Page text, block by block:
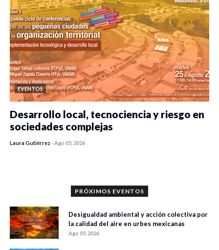
EVENTOS
Desarrollo local, tecnociencia y riesgo en
sociedades complejas
Laura Gutiérrez -Ago 05, 2026
PRÓXIMOS EVENTOS
Desigualdad ambiental y acción colectiva por
la calidad del aire en urbes mexicanas
Ago 05, 2026